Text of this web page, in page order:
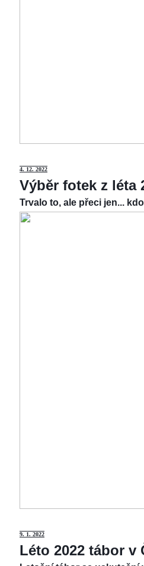
4. 12. 2022
Výběr fotek z léta
Trvalo to, ale přeci jen...
9. 1. 2022
Léto 2022 tábor v